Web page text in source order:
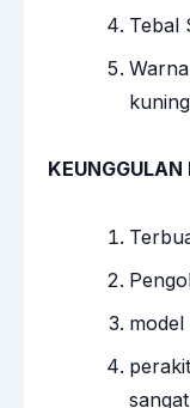
Tebal
KEUNGGULAN
model